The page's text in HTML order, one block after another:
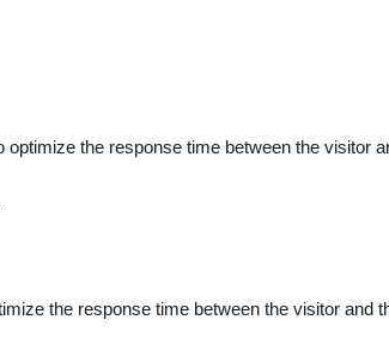
the response time between the visitor
the response time between the visitor and